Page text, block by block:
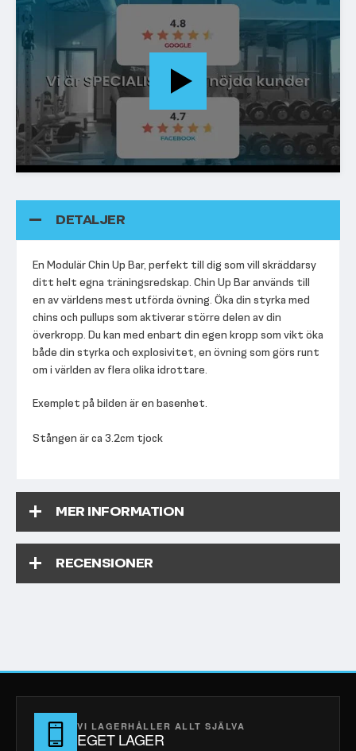
DETALJER
En Modulär Chin Up Bar, perfekt till dig som vill skräddarsy
ditt helt egna träningsredskap. Chin Up Bar används till
en av världens mest utförda övning. Öka din styrka med
chins och pullups som aktiverar större delen av din
överkropp. Du kan med enbart din egen kropp som vikt öka
både din styrka och explosivitet, en övning som görs runt
om i världen av flera olika idrottare.
Exemplet på bilden är en basenhet.
Stången är ca 3.2cm tjock
MER INFORMATION
RECENSIONER
VI LAGERHÅLLER ALLT SJÄLVA
EGET LAGER